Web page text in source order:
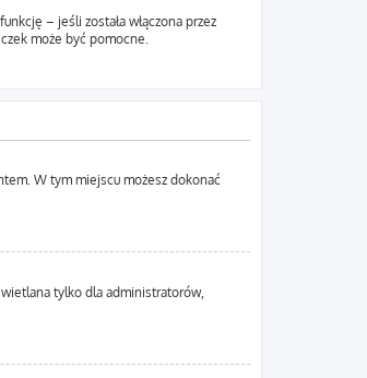
– jeśli została włączona przez
może być pomocne.
W tym miejscu możesz dokonać
tylko dla administratorów,